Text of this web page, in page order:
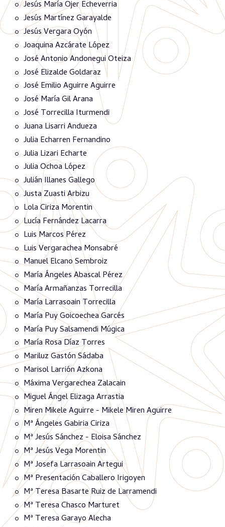
Jesús María Ojer Echeverria
Jesús Martínez Garayalde
Jesús Vergara Oyón
Joaquina Azcárate López
José Antonio Andonegui Oteiza
José Elizalde Goldaraz
José Emilio Aguirre Aguirre
José María Gil Arana
José Torrecilla Iturmendi
Juana Lisarri Andueza
Julia Echarren Fernandino
Julia Lizari Echarte
Julia Ochoa López
Julián Illanes Gallego
Justa Zuasti Arbizu
Lola Ciriza Morentin
Lucía Fernández Lacarra
Luis Marcos Pérez
Luis Vergarachea Monsabré
Manuel Elcano Sembroiz
María Ángeles Abascal Pérez
María Armañanzas Torrecilla
María Larrasoain Torrecilla
María Puy Goicoechea Garcés
María Puy Salsamendi Múgica
María Rosa Díaz Torres
Mariluz Gastón Sádaba
Marisol Larrión Azkona
Máxima Vergarechea Zalacain
Miguel Ángel Elizaga Arrastia
Miren Mikele Aguirre - Mikele Miren Aguirre
Mª Ángeles Gabiria Ciriza
Mª Jesús Sánchez - Eloisa Sánchez
Mª Jesús Vega Morentin
Mª Josefa Larrasoain Artegui
Mª Presentación Caballero Irigoyen
Mª Teresa Basarte Ruiz de Larramendi
Mª Teresa Chasco Marturet
Mª Teresa Garayo Alecha